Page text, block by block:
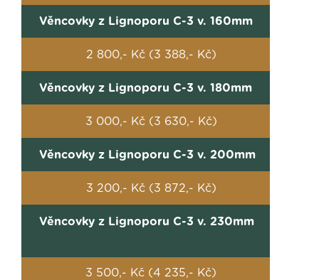
Věncovky z Lignoporu C-3 v. 160mm
2 800,- Kč (3 388,- Kč)
Věncovky z Lignoporu C-3 v. 180mm
3 000,- Kč (3 630,- Kč)
Věncovky z Lignoporu C-3 v. 200mm
3 200,- Kč (3 872,- Kč)
Věncovky z Lignoporu C-3 v. 230mm
3 500,- Kč (4 235,- Kč)